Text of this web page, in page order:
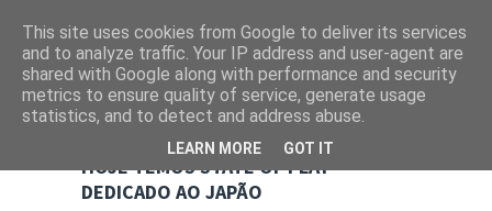
HOJE TEMOS STATE OF PLAY
DEDICADO AO JAPÃO
This site uses cookies from Google to deliver its services
and to analyze traffic. Your IP address and user-agent are
shared with Google along with performance and security
metrics to ensure quality of service, generate usage
statistics, and to detect and address abuse.
LEARN MORE GOT IT